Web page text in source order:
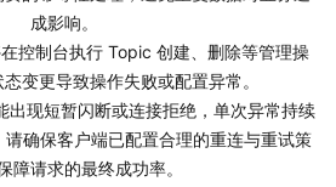
成影响。
控制台执行 Topic 创建、删除等管理操
变更导致操作失败或配置异常。
出现短暂闪断或连接拒绝，单次异常持续
确保客户端已配置合理的重连与重试策
障请求的最终成功率。